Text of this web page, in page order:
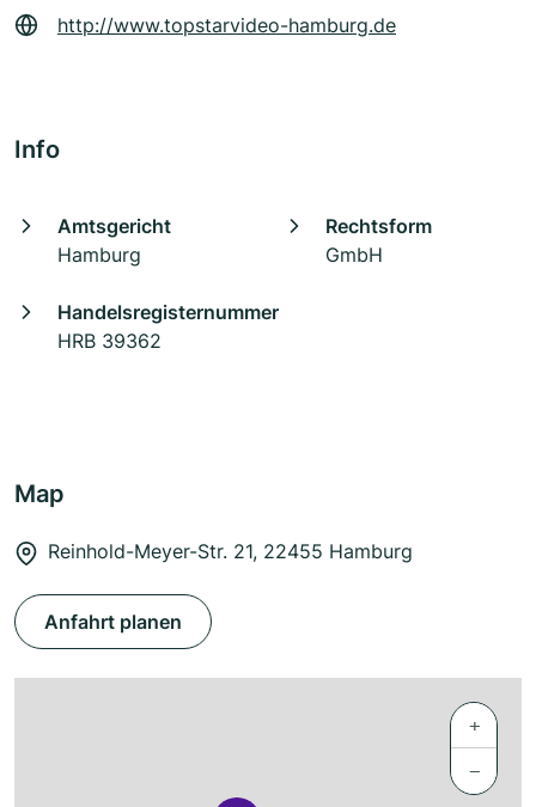
http://www.topstarvideo-hamburg.de
Info
Amtsgericht
Hamburg
Rechtsform
GmbH
Handelsregisternummer
HRB 39362
Map
Reinhold-Meyer-Str. 21, 22455 Hamburg
Anfahrt planen
+
−